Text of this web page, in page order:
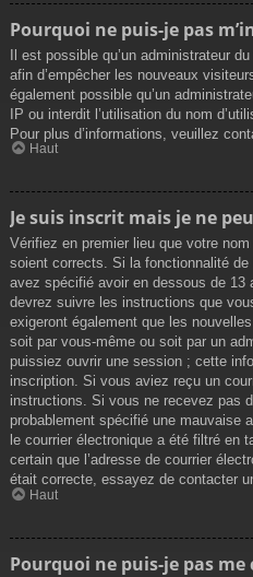
Pourquoi ne puis-je pas
Il est possible qu’un administrateur
afin d’empêcher les nouveaux
également possible qu’un
IP ou interdit l’utilisation du nom
Pour plus d’informations, veuillez
Haut
Je suis inscrit mais je ne
Vérifiez en premier lieu que votre
soient corrects. Si la fonctionnalité
avez spécifié avoir en dessous de 13
devrez suivre les instructions que
exigeront également que les
soit par vous-même ou soit par un
puissiez ouvrir une session ; cette
inscription. Si vous aviez reçu un
instructions. Si vous ne recevez pas
probablement spécifié une mauvaise
le courrier électronique a été filtré en
certain que l’adresse de courrier
était correcte, essayez de contacter
Haut
Pourquoi ne puis-je pas me